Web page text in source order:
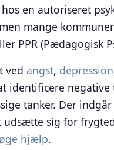
en autoriseret
mange
PPR (Pædagogisk
ved angst, depression
identificere
tanker. Der
sig for
hjælp.